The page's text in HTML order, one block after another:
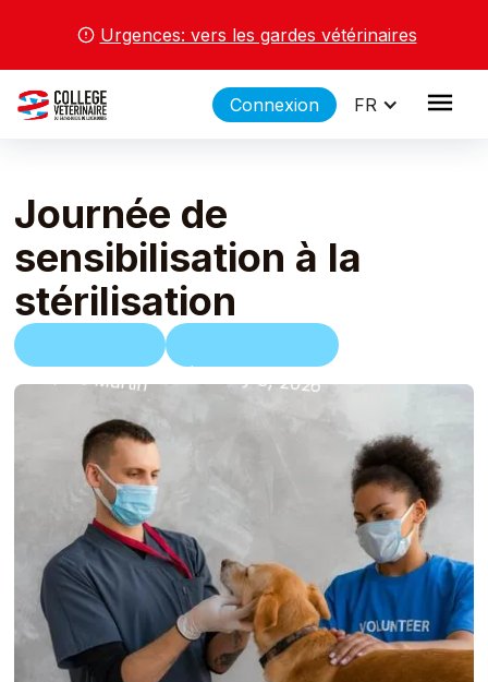
Urgences: vers les gardes vétérinaires
Connexion FR
Journée de
sensibilisation à la
stérilisation
Sophie Martin January 8, 2026